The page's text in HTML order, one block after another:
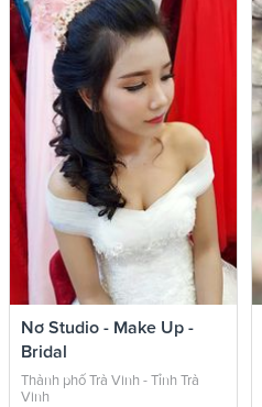
Nơ Studio - Make Up -
Bridal
Thành phố Trà Vinh - Tỉnh Trà
Vinh